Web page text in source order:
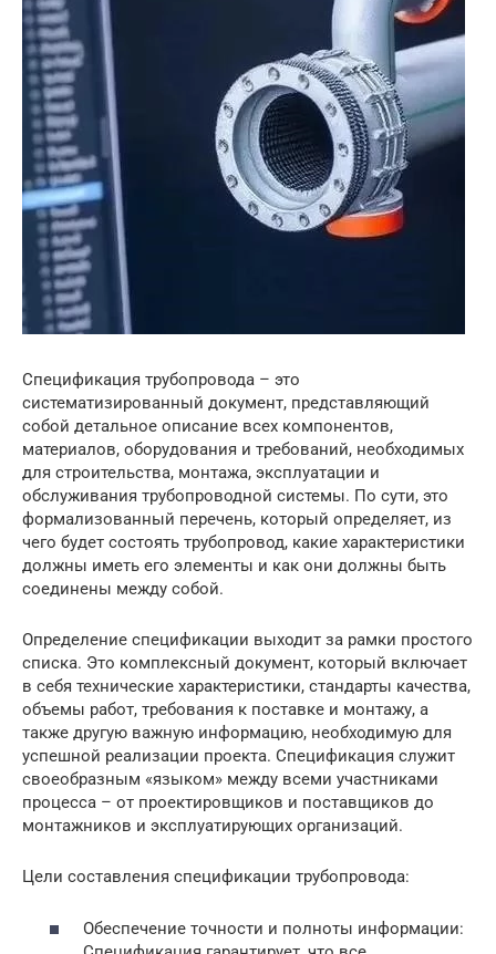
Спецификация трубопровода – это
систематизированный документ, представляющий
собой детальное описание всех компонентов,
материалов, оборудования и требований, необходимых
для строительства, монтажа, эксплуатации и
обслуживания трубопроводной системы. По сути, это
формализованный перечень, который определяет, из
чего будет состоять трубопровод, какие характеристики
должны иметь его элементы и как они должны быть
соединены между собой.
Определение спецификации выходит за рамки простого
списка. Это комплексный документ, который включает
в себя технические характеристики, стандарты качества,
объемы работ, требования к поставке и монтажу, а
также другую важную информацию, необходимую для
успешной реализации проекта. Спецификация служит
своеобразным «языком» между всеми участниками
процесса – от проектировщиков и поставщиков до
монтажников и эксплуатирующих организаций.
Цели составления спецификации трубопровода:
Обеспечение точности и полноты информации: